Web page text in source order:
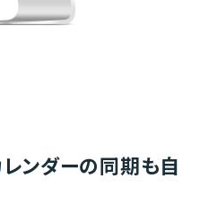
レンダーの同期も自